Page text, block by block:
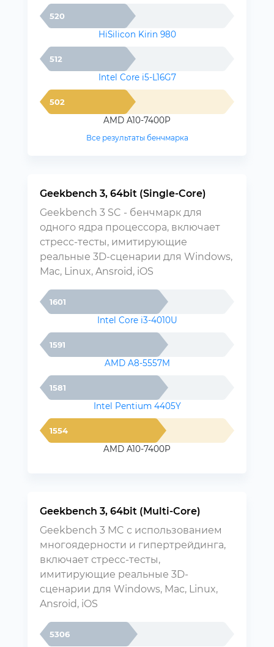
520
HiSilicon Kirin 980
512
Intel Core i5-L16G7
502
AMD A10-7400P
Все результаты бенчмарка
Geekbench 3, 64bit (Single-Core)
Geekbench 3 SC - бенчмарк для
одного ядра процессора, включает
стресс-тесты, имитирующие
реальные 3D-сценарии для Windows,
Mac, Linux, Ansroid, iOS
1601
Intel Core i3-4010U
1591
AMD A8-5557M
1581
Intel Pentium 4405Y
1554
AMD A10-7400P
Geekbench 3, 64bit (Multi-Core)
Geekbench 3 MC с использованием
многоядерности и гипертрейдинга,
включает стресс-тесты,
имитирующие реальные 3D-
сценарии для Windows, Mac, Linux,
Ansroid, iOS
5306